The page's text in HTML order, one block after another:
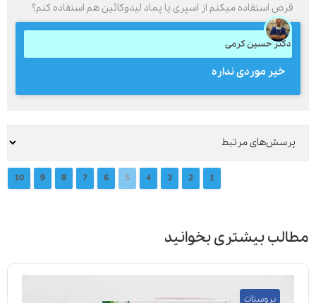
قرص استفاده میکنم از اسپری یا پماد لیدوکائین هم استفاده کنم؟
دکتر حسین کرمی
خیر موردی نداره
1
2
3
4
5
6
7
8
9
10
مطالب بیشتری بخوانید
پروستات